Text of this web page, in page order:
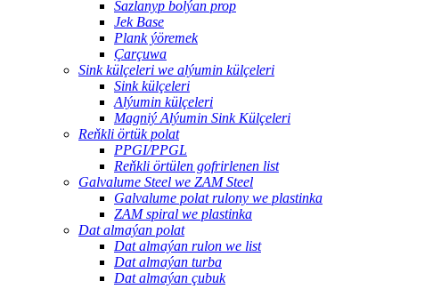
Sazlanyp bolýan prop
Jek Base
Plank ýöremek
Çarçuwa
Sink külçeleri we alýumin külçeleri
Sink külçeleri
Alýumin külçeleri
Magniý Alýumin Sink Külçeleri
Reňkli örtük polat
PPGI/PPGL
Reňkli örtülen gofrirlenen list
Galvalume Steel we ZAM Steel
Galvalume polat rulony we plastinka
ZAM spiral we plastinka
Dat almaýan polat
Dat almaýan rulon we list
Dat almaýan turba
Dat almaýan çubuk